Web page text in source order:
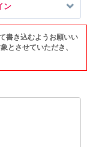
ン
削除や書き込み制
さい。
書き込むようお願いい
とさせていただき、